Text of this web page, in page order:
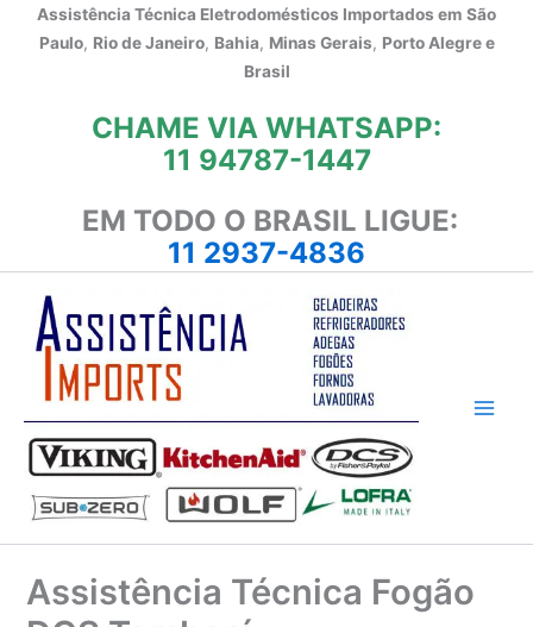
Assistência Técnica Eletrodomésticos Importados em São
Paulo, Rio de Janeiro, Bahia, Minas Gerais, Porto Alegre e
Brasil
CHAME VIA WHATSAPP:
11 94787-1447
EM TODO O BRASIL LIGUE:
11 2937-4836
Assistência Técnica Fogão